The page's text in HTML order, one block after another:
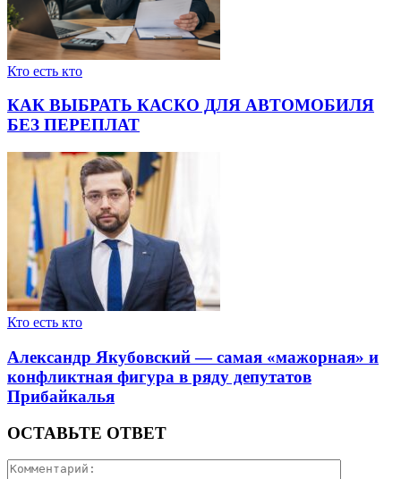
Кто есть кто
КАК ВЫБРАТЬ КАСКО ДЛЯ АВТОМОБИЛЯ
БЕЗ ПЕРЕПЛАТ
Кто есть кто
Александр Якубовский — самая «мажорная» и
конфликтная фигура в ряду депутатов
Прибайкалья
ОСТАВЬТЕ ОТВЕТ